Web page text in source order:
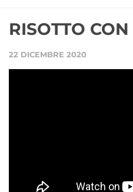
RISOTTO
22 DICEMBRE 2020